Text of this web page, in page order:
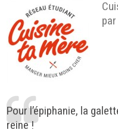
par
Pour l’épiphanie, la
reine !